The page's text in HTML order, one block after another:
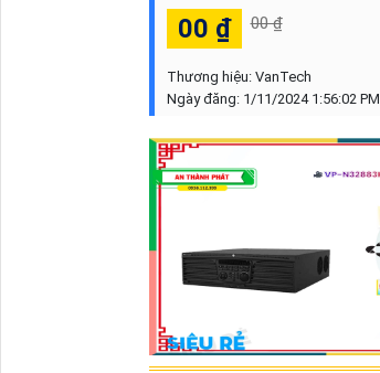
00 ₫ 00 ₫
Thương hiệu: VanTech
Ngày đăng: 1/11/2024 1:56:02 PM